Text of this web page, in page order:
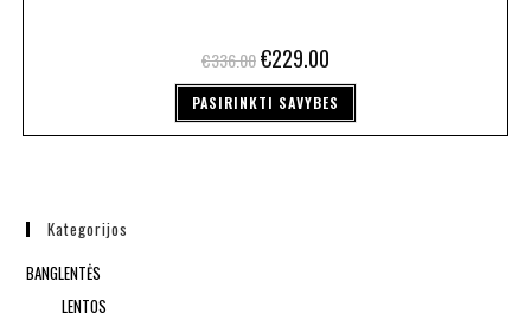
€336.00€229.00
PASIRINKTI SAVYBES
Kategorijos
BANGLENTĖS
LENTOS